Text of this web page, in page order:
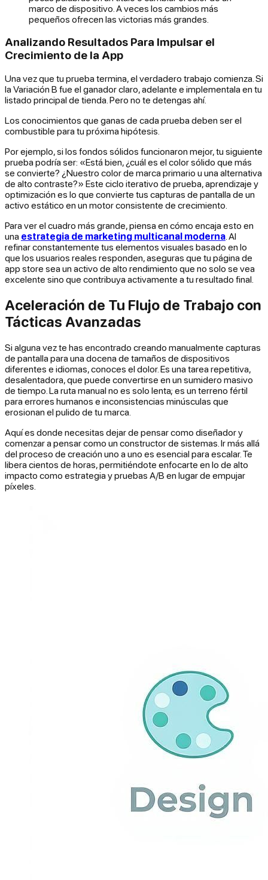
marco de dispositivo. A veces los cambios más
pequeños ofrecen las victorias más grandes.
Analizando Resultados Para Impulsar el
Crecimiento de la App
Una vez que tu prueba termina, el verdadero trabajo comienza. Si
la Variación B fue el ganador claro, adelante e implementala en tu
listado principal de tienda. Pero no te detengas ahí.
Los conocimientos que ganas de cada prueba deben ser el
combustible para tu próxima hipótesis.
Por ejemplo, si los fondos sólidos funcionaron mejor, tu siguiente
prueba podría ser: «Está bien, ¿cuál es el color sólido que más
se convierte? ¿Nuestro color de marca primario u una alternativa
de alto contraste?» Este ciclo iterativo de prueba, aprendizaje y
optimización es lo que convierte tus capturas de pantalla de un
activo estático en un motor consistente de crecimiento.
Para ver el cuadro más grande, piensa en cómo encaja esto en
una estrategia de marketing multicanal moderna . Al
refinar constantemente tus elementos visuales basado en lo
que los usuarios reales responden, aseguras que tu página de
app store sea un activo de alto rendimiento que no solo se vea
excelente sino que contribuya activamente a tu resultado final.
Aceleración de Tu Flujo de Trabajo con
Tácticas Avanzadas
Si alguna vez te has encontrado creando manualmente capturas
de pantalla para una docena de tamaños de dispositivos
diferentes e idiomas, conoces el dolor. Es una tarea repetitiva,
desalentadora, que puede convertirse en un sumidero masivo
de tiempo. La ruta manual no es solo lenta; es un terreno fértil
para errores humanos e inconsistencias minúsculas que
erosionan el pulido de tu marca.
Aquí es donde necesitas dejar de pensar como diseñador y
comenzar a pensar como un constructor de sistemas. Ir más allá
del proceso de creación uno a uno es esencial para escalar. Te
libera cientos de horas, permitiéndote enfocarte en lo de alto
impacto como estrategia y pruebas A/B en lugar de empujar
píxeles.